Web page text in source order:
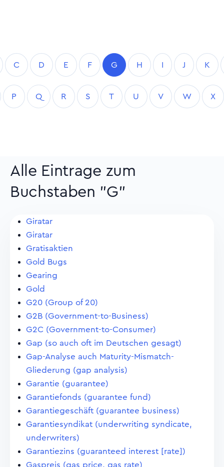
C D E F G H I J K
P Q R S T U V W X
Alle Eintrage zum
Buchstaben "G"
Giratar
Giratar
Gratisaktien
Gold Bugs
Gearing
Gold
G20 (Group of 20)
G2B (Government-to-Business)
G2C (Government-to-Consumer)
Gap (so auch oft im Deutschen gesagt)
Gap-Analyse auch Maturity-Mismatch-
Gliederung (gap analysis)
Garantie (guarantee)
Garantiefonds (guarantee fund)
Garantiegeschäft (guarantee business)
Garantiesyndikat (underwriting syndicate,
underwriters)
Garantiezins (guaranteed interest [rate])
Gaspreis (gas price, gas rate)